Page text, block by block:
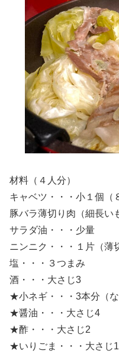
材料（４人分）
キャベツ・・・小１個（
豚バラ薄切り肉（細長い
サラダ油・・・少量
ニンニク・・・１片（薄
塩・・・３つまみ
酒・・・大さじ3
★小ネギ・・・3本分（な
★醤油・・・大さじ4
★酢・・・大さじ2
★いりごま・・・大さじ1